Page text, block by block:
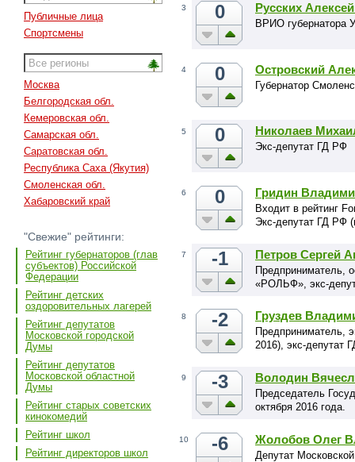
Публичные лица
Спортсмены
Москва
Белгородская обл.
Кемеровская обл.
Самарская обл.
Саратовская обл.
Республика Саха (Якутия)
Смоленская обл.
Хабаровский край
"Свежие" рейтинги:
Рейтинг губернаторов (глав
субъектов) Российской
Федерации
Рейтинг детских
оздоровительных лагерей
Рейтинг депутатов
Московской городской
Думы
Рейтинг депутатов
Московской областной
Думы
Рейтинг старых советских
кинокомедий
Рейтинг школ
Рейтинг директоров школ
3 0 Русских
ВРИО губернатора
4 0 Островский
Губернатор
5 0 Николаев
Экс-депутат ГД РФ
6 0 Гридин
Входит в рейтинг
Экс-депутат ГД РФ
7 -1 Петров Сергей
Предприниматель,
«РОЛЬФ», экс-
8 -2 Груздев
Предприниматель,
2016), экс-депутат
9 -3 Володин
Председатель
октября 2016 года.
10 -6 Жолобов Олег
Депутат